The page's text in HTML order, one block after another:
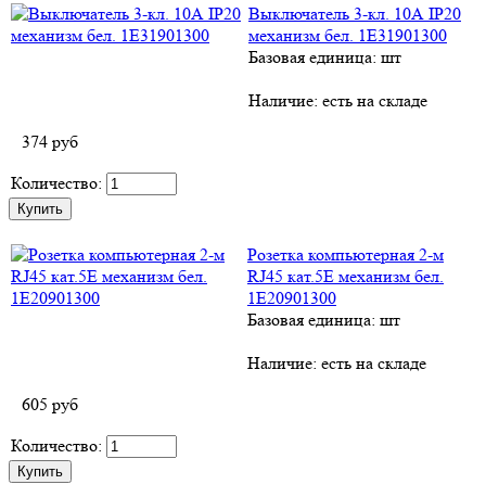
Выключатель 3-кл. 10А IP20
механизм бел. 1E31901300
Базовая единица: шт
Наличие: есть на складе
374 руб
Количество:
Розетка компьютерная 2-м
RJ45 кат.5E механизм бел.
1E20901300
Базовая единица: шт
Наличие: есть на складе
605 руб
Количество: